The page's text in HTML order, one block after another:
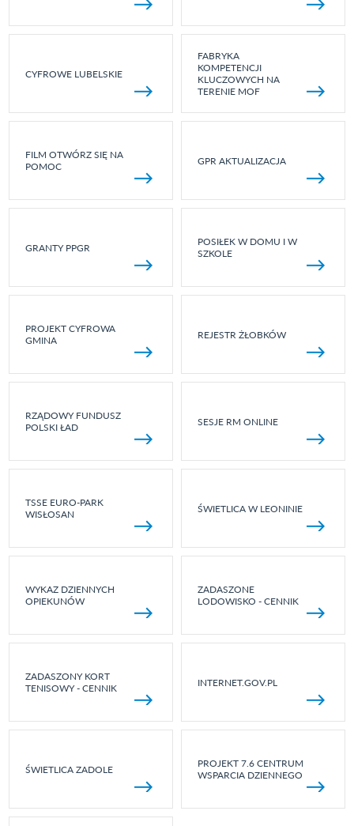
CYFROWE LUBELSKIE
FABRYKA
KOMPETENCJI
KLUCZOWYCH NA
TERENIE MOF
FILM OTWÓRZ SIĘ NA
POMOC
GPR AKTUALIZACJA
GRANTY PPGR
POSIŁEK W DOMU I W
SZKOLE
PROJEKT CYFROWA
GMINA
REJESTR ŻŁOBKÓW
RZĄDOWY FUNDUSZ
POLSKI ŁAD
SESJE RM ONLINE
TSSE EURO-PARK
WISŁOSAN
ŚWIETLICA W LEONINIE
WYKAZ DZIENNYCH
OPIEKUNÓW
ZADASZONE
LODOWISKO - CENNIK
ZADASZONY KORT
TENISOWY - CENNIK
INTERNET.GOV.PL
ŚWIETLICA ZADOLE
PROJEKT 7.6 CENTRUM
WSPARCIA DZIENNEGO